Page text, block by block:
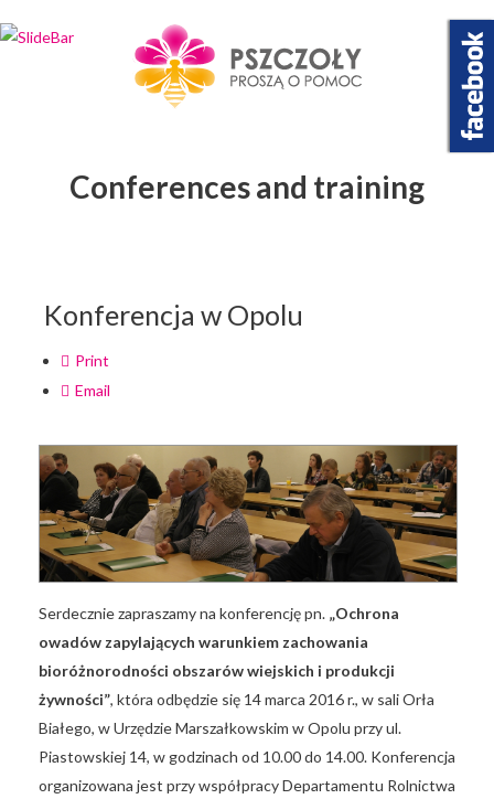
Conferences and training
Konferencja w Opolu
Print
Email
Serdecznie zapraszamy na konferencję pn. „Ochrona
owadów zapylających warunkiem zachowania
bioróżnorodności obszarów wiejskich i produkcji
żywności”, która odbędzie się 14 marca 2016 r., w sali Orła
Białego, w Urzędzie Marszałkowskim w Opolu przy ul.
Piastowskiej 14, w godzinach od 10.00 do 14.00. Konferencja
organizowana jest przy współpracy Departamentu Rolnictwa
Wybierz projekt
który Cię interesuje